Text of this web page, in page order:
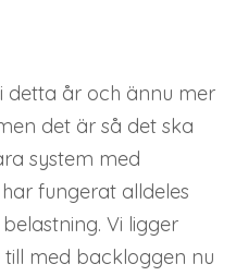
detta år och ännu mer
det är så det ska
system med
fungerat alldeles
Vi ligger
med backloggen nu